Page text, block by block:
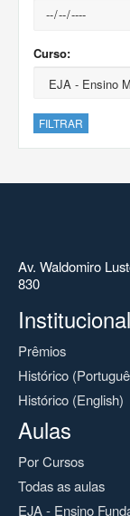
Curso:
FILTRAR
Av. Waldomiro
830
Institucional
Prêmios
Histórico
Histórico (English)
Aulas
Por Cursos
Todas as aulas
EJA - Ensino